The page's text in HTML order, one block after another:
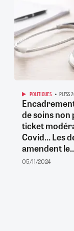
POLITIQUES PLFSS
de soins
ticket
Covid... Les
amendent
05/11/2024